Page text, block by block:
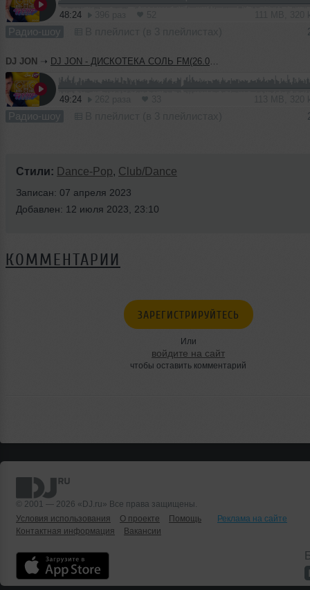
48:24
Радио-шоу
DJ JON ➝ DJ JON - ДИСКОТЕКА СОЛЬ FM(26.07.2023)
49:24
Радио-шоу
Стили: Dance-Pop, Club/Dance
Записан: 07 апреля 2023
Добавлен: 12 июля 2023, 23:10
КОММЕНТАРИИ
ЗАРЕГИСТРИРУЙТЕСЬ
Или
войдите на сайт
чтобы оставить комментарий
© 2001 — 2026 «DJ.ru» Все права защищены.
Условия использования
О проекте Помощь
Реклама на сайте
Контактная информация
Вакансии